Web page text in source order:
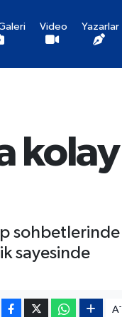
Video Yazarlar
kolay
sohbetlerinde
sayesinde
A-